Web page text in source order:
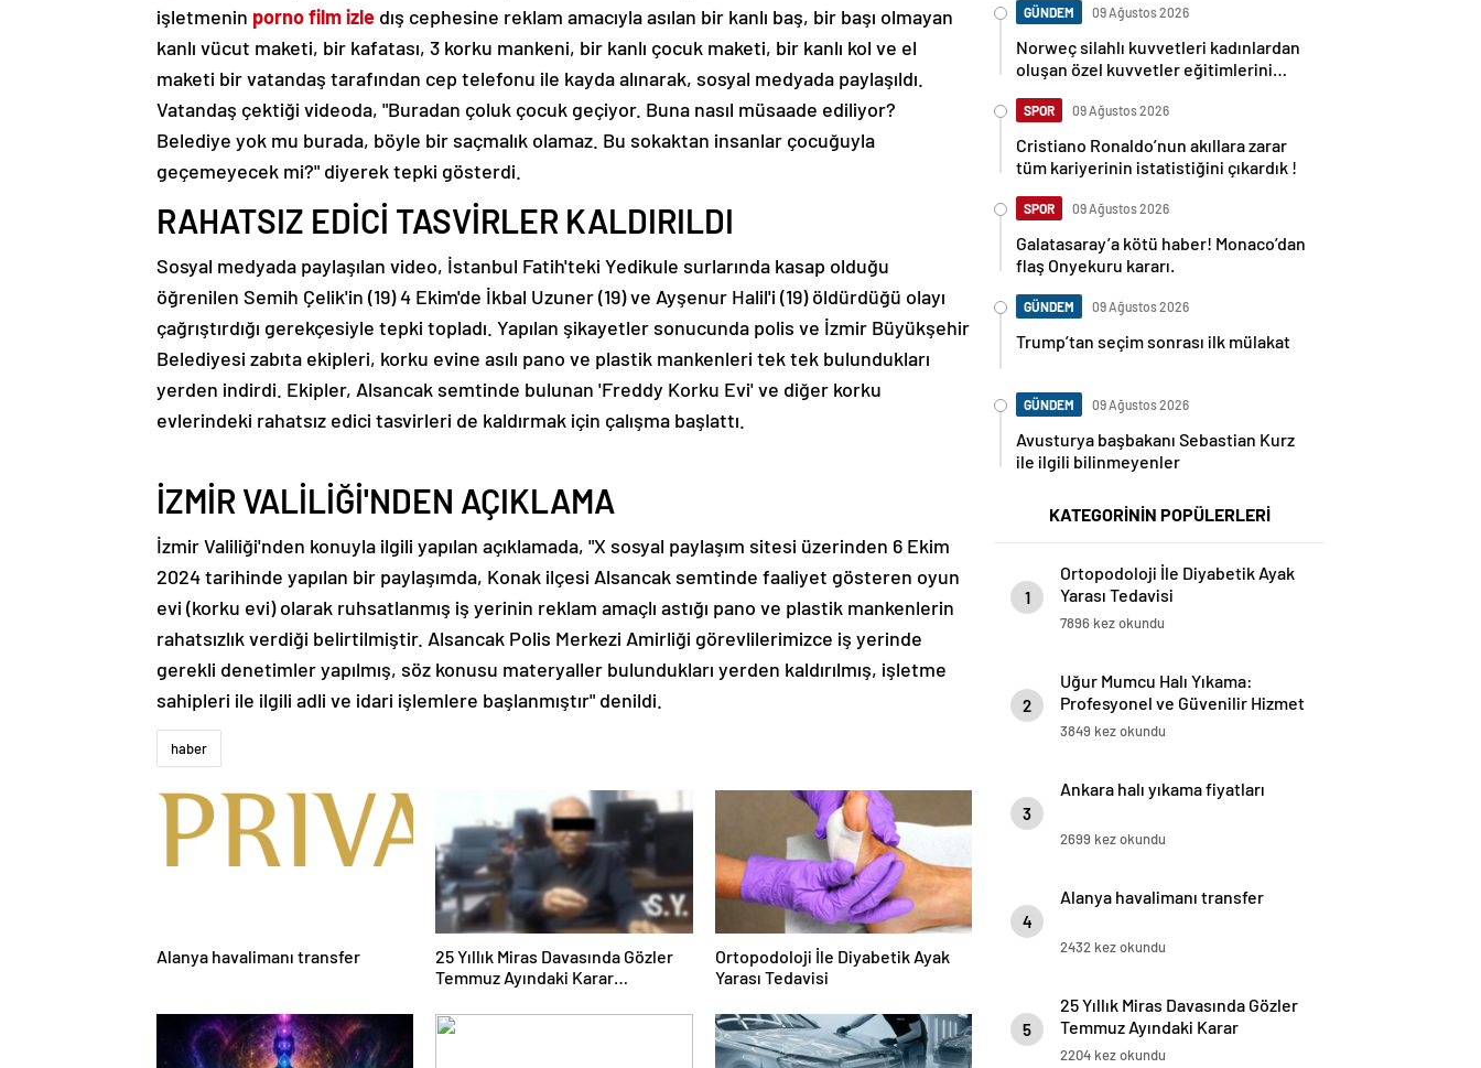
işletmenin porno film izle dış cephesine reklam amacıyla asılan bir kanlı baş, bir başı olmayan
kanlı vücut maketi, bir kafatası, 3 korku mankeni, bir kanlı çocuk maketi, bir kanlı kol ve el
maketi bir vatandaş tarafından cep telefonu ile kayda alınarak, sosyal medyada paylaşıldı.
Vatandaş çektiği videoda, "Buradan çoluk çocuk geçiyor. Buna nasıl müsaade ediliyor?
Belediye yok mu burada, böyle bir saçmalık olamaz. Bu sokaktan insanlar çocuğuyla
geçemeyecek mi?" diyerek tepki gösterdi.
RAHATSIZ EDİCİ TASVİRLER KALDIRILDI
Sosyal medyada paylaşılan video, İstanbul Fatih'teki Yedikule surlarında kasap olduğu
öğrenilen Semih Çelik'in (19) 4 Ekim'de İkbal Uzuner (19) ve Ayşenur Halil'i (19) öldürdüğü olayı
çağrıştırdığı gerekçesiyle tepki topladı. Yapılan şikayetler sonucunda polis ve İzmir Büyükşehir
Belediyesi zabıta ekipleri, korku evine asılı pano ve plastik mankenleri tek tek bulundukları
yerden indirdi. Ekipler, Alsancak semtinde bulunan 'Freddy Korku Evi' ve diğer korku
evlerindeki rahatsız edici tasvirleri de kaldırmak için çalışma başlattı.
İZMİR VALİLİĞİ'NDEN AÇIKLAMA
İzmir Valiliği'nden konuyla ilgili yapılan açıklamada, "X sosyal paylaşım sitesi üzerinden 6 Ekim
2024 tarihinde yapılan bir paylaşımda, Konak ilçesi Alsancak semtinde faaliyet gösteren oyun
evi (korku evi) olarak ruhsatlanmış iş yerinin reklam amaçlı astığı pano ve plastik mankenlerin
rahatsızlık verdiği belirtilmiştir. Alsancak Polis Merkezi Amirliği görevlilerimizce iş yerinde
gerekli denetimler yapılmış, söz konusu materyaller bulundukları yerden kaldırılmış, işletme
sahipleri ile ilgili adli ve idari işlemlere başlanmıştır" denildi.
haber
Alanya havalimanı transfer
25 Yıllık Miras Davasında Gözler
Temmuz Ayındaki Karar
Ortopodoloji İle Diyabetik Ayak
Yarası Tedavisi
GÜNDEM 09 Ağustos 2026
Norweç silahlı kuvvetleri kadınlardan
oluşan özel kuvvetler eğitimlerini
SPOR 09 Ağustos 2026
Cristiano Ronaldo’nun akıllara zarar
tüm kariyerinin istatistiğini çıkardık !
SPOR 09 Ağustos 2026
Galatasaray’a kötü haber! Monaco’dan
flaş Onyekuru kararı.
GÜNDEM 09 Ağustos 2026
Trump’tan seçim sonrası ilk mülakat
GÜNDEM 09 Ağustos 2026
Avusturya başbakanı Sebastian Kurz
ile ilgili bilinmeyenler
KATEGORİNİN POPÜLERLERİ
1
Ortopodoloji İle Diyabetik Ayak
Yarası Tedavisi
7896 kez okundu
2
Uğur Mumcu Halı Yıkama:
Profesyonel ve Güvenilir Hizmet
3849 kez okundu
3
Ankara halı yıkama fiyatları
2699 kez okundu
4
Alanya havalimanı transfer
2432 kez okundu
5
25 Yıllık Miras Davasında Gözler
Temmuz Ayındaki Karar
Duruşmasına Çevrildi
2204 kez okundu